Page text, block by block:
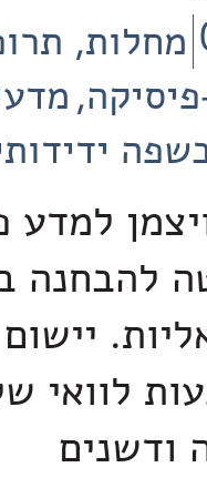
מחלות,
פיסיקה
למדע
להבחנה
לוואי
ודשנים